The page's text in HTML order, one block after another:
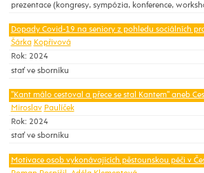
prezentace (kongresy, sympózia, konference,
Dopady Covid-19 na seniory z pohledu sociálních
Šárka Kopřivová
Rok: 2024
stať ve sborníku
"Kant málo cestoval a přece se stal Kantem" aneb
Miroslav Paulíček
Rok: 2024
stať ve sborníku
Motivace osob vykonávajících pěstounskou péči v